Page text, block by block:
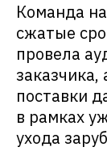
Команда
сжатые
провела
поставки
в рамках
ухода